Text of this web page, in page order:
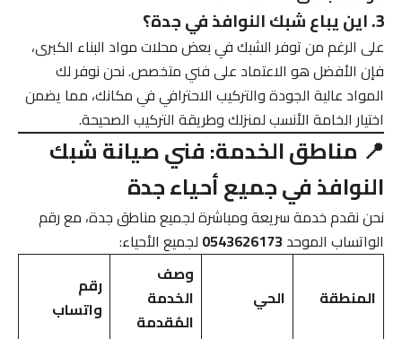
3. اين يباع شبك النوافذ في جدة؟
على الرغم من توفر الشبك في بعض محلات مواد البناء الكبرى،
فإن الأفضل هو الاعتماد على فني متخصص. نحن نوفر لك
المواد عالية الجودة والتركيب الاحترافي في مكانك، مما يضمن
اختيار الخامة الأنسب لمنزلك وطريقة التركيب الصحيحة.
📍 مناطق الخدمة: فني صيانة شبك
النوافذ في جميع أحياء جدة
نحن نقدم خدمة سريعة ومباشرة لجميع مناطق جدة، مع رقم
الواتساب الموحد0543626173 لجميع الأحياء:
المنطقة الحي
وصف
الخدمة
المُقدمة
رقم
واتساب